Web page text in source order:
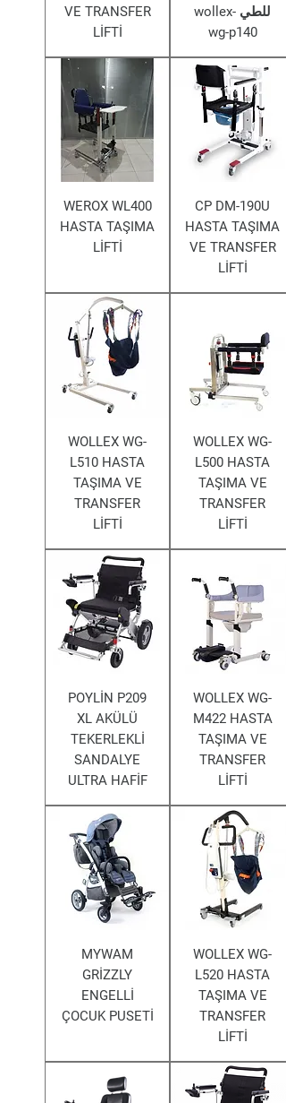
للطي wollex-
wg-p140
VE TRANSFER
LİFTİ
CP DM-190U
HASTA TAŞIMA
VE TRANSFER
LİFTİ
WEROX WL400
HASTA TAŞIMA
LİFTİ
WOLLEX WG-
L500 HASTA
TAŞIMA VE
TRANSFER
LİFTİ
WOLLEX WG-
L510 HASTA
TAŞIMA VE
TRANSFER
LİFTİ
WOLLEX WG-
M422 HASTA
TAŞIMA VE
TRANSFER
LİFTİ
POYLİN P209
XL AKÜLÜ
TEKERLEKLİ
SANDALYE
ULTRA HAFİF
WOLLEX WG-
L520 HASTA
TAŞIMA VE
TRANSFER
LİFTİ
MYWAM
GRİZZLY
ENGELLİ
ÇOCUK PUSETİ